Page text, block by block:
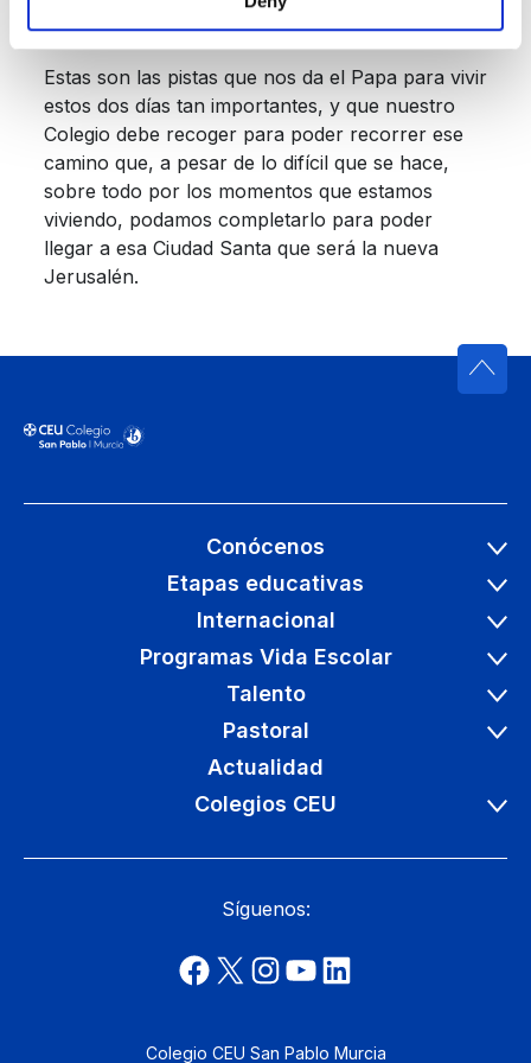
acompañan para no equivocarnos de camino: este es
nuestro presente (2-11-2018).
Estas son las pistas que nos da el Papa para vivir
estos dos días tan importantes, y que nuestro
Colegio debe recoger para poder recorrer ese
camino que, a pesar de lo difícil que se hace,
sobre todo por los momentos que estamos
viviendo, podamos completarlo para poder
llegar a esa Ciudad Santa que será la nueva
Jerusalén.
Conócenos
Etapas educativas
Internacional
Programas Vida Escolar
Talento
Pastoral
Actualidad
Colegios CEU
Síguenos:
Colegio CEU San Pablo Murcia